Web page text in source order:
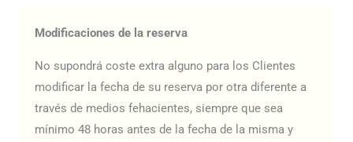
Modificaciones de la reserva
No supondrá coste extra alguno para los Clientes
modificar la fecha de su reserva por otra diferente a
través de medios fehacientes, siempre que sea
mínimo 48 horas antes de la fecha de la misma y